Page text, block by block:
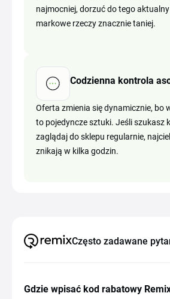
najmocniej, dorzuć do tego
markowe rzeczy znacznie taniej.
Codzienna kontrola
Oferta zmienia się dynamicznie, bo
to pojedyncze sztuki. Jeśli szukasz
zaglądaj do sklepu regularnie,
znikają w kilka godzin.
Często zadawane
Gdzie wpisać kod rabatowy